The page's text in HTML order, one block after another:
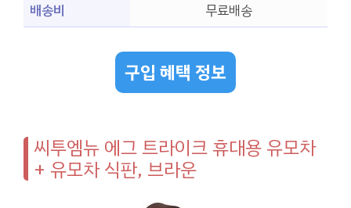
배송비
무료배송
구입 혜택 정보
씨투엠뉴 에그 트라이크 휴대용 유모차
+ 유모차 식판, 브라운